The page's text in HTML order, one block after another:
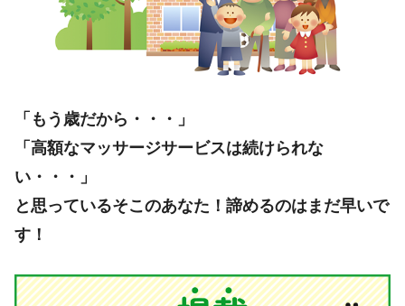
「もう歳だから・・・」
「高額なマッサージサービスは続けられな
い・・・」
と思っているそこのあなた！諦めるのはまだ早いで
す！